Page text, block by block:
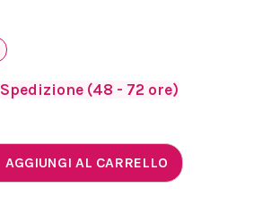
Spedizione (48 - 72 ore)
AGGIUNGI AL CARRELLO